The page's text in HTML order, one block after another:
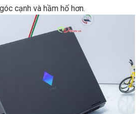
‌cạnh‌ ‌và‌ ‌hầm‌ ‌hố‌ ‌hơn.‌